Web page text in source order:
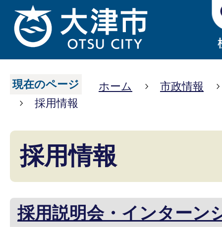
現在のページ ホーム
市政情報
採用情報
採用情報
採用説明会・インターン